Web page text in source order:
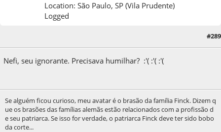
Location: São Paulo, SP (Vila Prudente)
Logged
#289
Nefi, seu ignorante. Precisava humilhar? :'( :'( :'(
Se alguém ficou curioso, meu avatar é o brasão da família Finck. Dizem q
ue os brasões das famílias alemãs estão relacionados com a profissão d
e seu patriarca. Se isso for verdade, o patriarca Finck deve ter sido bobo
da corte...